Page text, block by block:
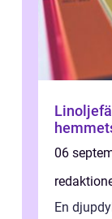
06
En